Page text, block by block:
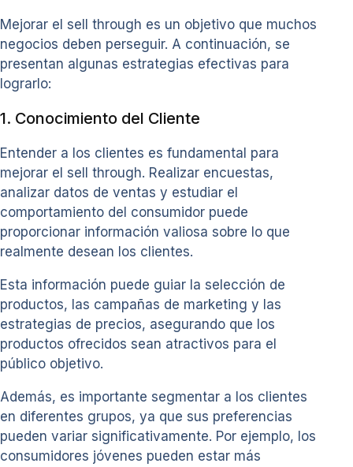
Mejorar el sell through es un objetivo que muchos
negocios deben perseguir. A continuación, se
presentan algunas estrategias efectivas para
lograrlo:
1. Conocimiento del Cliente
Entender a los clientes es fundamental para
mejorar el sell through. Realizar encuestas,
analizar datos de ventas y estudiar el
comportamiento del consumidor puede
proporcionar información valiosa sobre lo que
realmente desean los clientes.
Esta información puede guiar la selección de
productos, las campañas de marketing y las
estrategias de precios, asegurando que los
productos ofrecidos sean atractivos para el
público objetivo.
Además, es importante segmentar a los clientes
en diferentes grupos, ya que sus preferencias
pueden variar significativamente. Por ejemplo, los
consumidores jóvenes pueden estar más